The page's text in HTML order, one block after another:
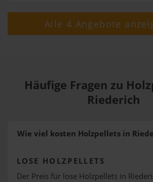
Alle 4 Angebote
Häufige Fragen zu
Riederich
Wie viel kosten Holzpellets in
LOSE HOLZPELLETS
Der Preis für lose Holzpellets in